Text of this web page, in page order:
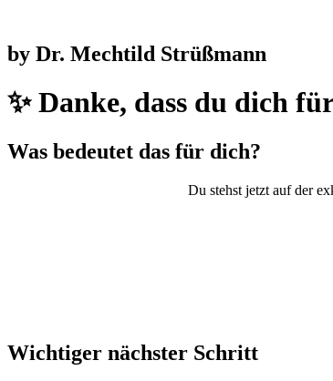
by Dr. Mechtild Strüßmann
✨ Danke, dass du dich
Was bedeutet das für dich?
Du stehst jetzt auf der
Wichtiger nächster Schritt